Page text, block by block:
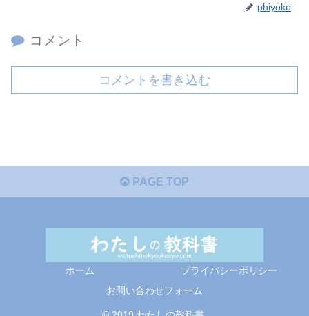
phiyoko
コメント
コメントを書き込む
PAGE TOP
ホーム
プライバシーポリシー
お問い合わせフォーム